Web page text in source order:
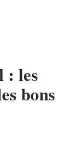
: les
bons